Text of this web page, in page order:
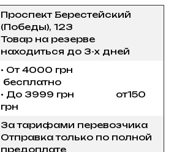
Проспект Берестейский
(Победы), 123
Товар на резерве
находиться до 3-х дней
• От 4000 грн
бесплатно
• До 3999 грн от150
грн
За тарифами перевозчика
Отправка только по полной
предоплате